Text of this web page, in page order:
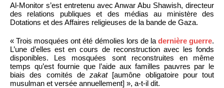
Al-Monitor s’est entretenu avec Anwar Abu Shawish, directeur
des relations publiques et des médias au ministère des
Dotations et des Affaires religieuses de la bande de Gaza.
« Trois mosquées ont été démolies lors de la dernière guerre.
L’une d’elles est en cours de reconstruction avec les fonds
disponibles. Les mosquées sont reconstruites en même
temps qu’est fournie que l’aide aux familles pauvres par le
biais des comités de zakat[aumône obligatoire pour tout
musulman et versée annuellement] », a-t-il dit.